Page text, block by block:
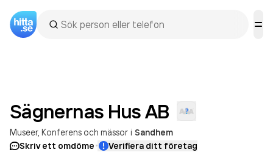
Sägnernas HusAB
Museer Konferens och mässor i Sandhem
Skriv ett omdöme· Verifiera ditt företag